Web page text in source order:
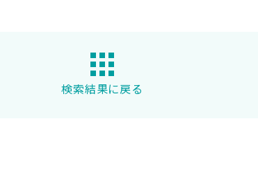
検索結果に戻る